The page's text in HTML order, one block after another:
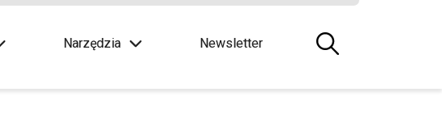
Narzędzia Newsletter